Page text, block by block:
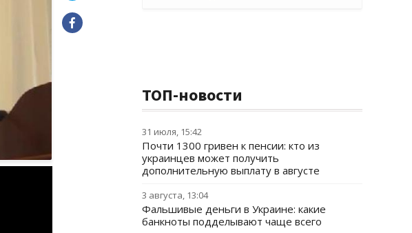
ТОП-новости
31 июля, 15:42
Почти 1300 гривен к пенсии: кто из
украинцев может получить
дополнительную выплату в августе
3 августа, 13:04
Фальшивые деньги в Украине: какие
банкноты подделывают чаще всего